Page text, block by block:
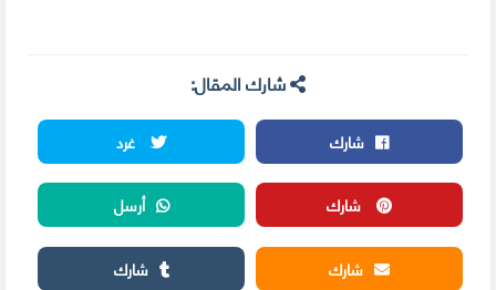
شارك المقال:
شارك
غرد
شارك
أرسل
شارك
شارك